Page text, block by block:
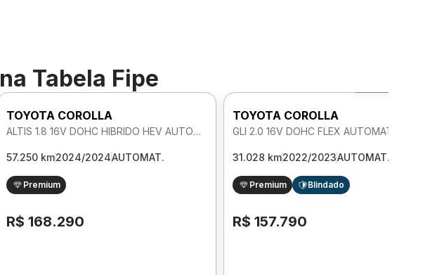
na Tabela Fipe
TOYOTA COROLLA
ALTIS 1.8 16V DOHC HIBRIDO HEV AUTOMATICO
57.250 km2024/2024AUTOMAT.
Premium
R$ 168.290
TOYOTA COROLLA
GLI 2.0 16V DOHC FLEX AUTOMATICO
31.028 km2022/2023AUTOMAT.
Premium Blindado
R$ 157.790